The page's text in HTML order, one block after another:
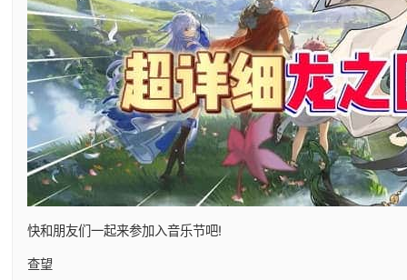
快和朋友们一起来参加入音乐节吧!
查望